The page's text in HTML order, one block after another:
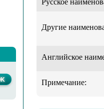
Русское
Другие
Английское
Примечание: